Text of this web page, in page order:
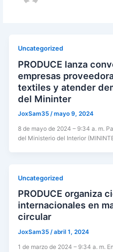
Uncategorized
PRODUCE lanza
empresas
textiles y atender
del Mininter
JoxSam35/mayo 9, 2024
8 de mayo de 2024 – 9:34 a. m.
del Ministerio del Interior
Uncategorized
PRODUCE organiza
internacionales en
circular
JoxSam35/abril 1, 2024
1 de marzo de 2024 – 9:34 a. m.